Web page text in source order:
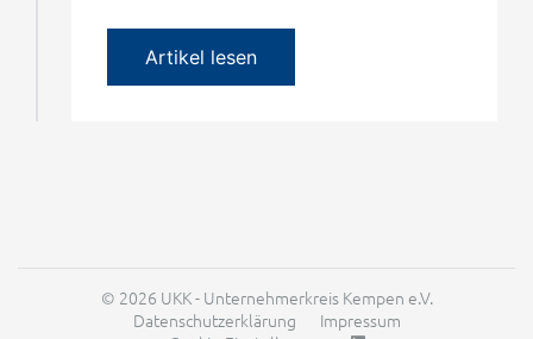
Artikel lesen
© 2026 UKK - Unternehmerkreis Kempen e.V.
Datenschutzerklärung
Impressum